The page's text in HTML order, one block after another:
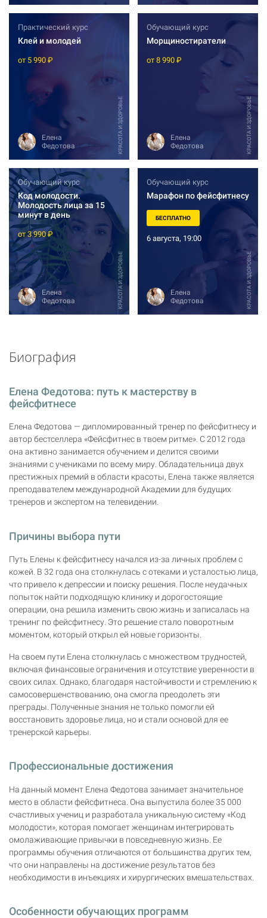
КРАСОТА И ЗДОРОВЬЕ
Практический курс
Клей и молодей
от 5 990 ₽
Елена
Федотова
КРАСОТА И ЗДОРОВЬЕ
Обучающий курс
Морщиностиратели
от 8 990 ₽
Елена
Федотова
КРАСОТА И ЗДОРОВЬЕ
Обучающий курс
Код молодости.
Молодость лица за 15
минут в день
от 3 990 ₽
Елена
Федотова
КРАСОТА И ЗДОРОВЬЕ
Обучающий курс
Марафон по фейсфитнесу
БЕСПЛАТНО
6 августа, 19:00
Елена
Федотова
Биография
Елена Федотова: путь к мастерству в
фейсфитнесе
Елена Федотова — дипломированный тренер по фейсфитнесу и
автор бестселлера «Фейсфитнес в твоем ритме». С 2012 года
она активно занимается обучением и делится своими
знаниями с учениками по всему миру. Обладательница двух
престижных премий в области красоты, Елена также является
преподавателем международной Академии для будущих
тренеров и экспертом на телевидении.
Причины выбора пути
Путь Елены к фейсфитнесу начался из-за личных проблем с
кожей. В 32 года она столкнулась с отеками и усталостью лица,
что привело к депрессии и поиску решения. После неудачных
попыток найти подходящую клинику и дорогостоящие
операции, она решила изменить свою жизнь и записалась на
тренинг по фейсфитнесу. Это решение стало поворотным
моментом, который открыл ей новые горизонты.
На своем пути Елена столкнулась с множеством трудностей,
включая финансовые ограничения и отсутствие уверенности в
своих силах. Однако, благодаря настойчивости и стремлению к
самосовершенствованию, она смогла преодолеть эти
преграды. Полученные знания не только помогли ей
восстановить здоровье лица, но и стали основой для ее
тренерской карьеры.
Профессиональные достижения
На данный момент Елена Федотова занимает значительное
место в области фейсфитнеса. Она выпустила более 35 000
счастливых учениц и разработала уникальную систему «Код
молодости», которая помогает женщинам интегрировать
омолаживающие привычки в повседневную жизнь. Ее
программы обучения отличаются от большинства других тем,
что они направлены на достижение результатов без
необходимости в инъекциях и хирургических вмешательствах.
Особенности обучающих программ